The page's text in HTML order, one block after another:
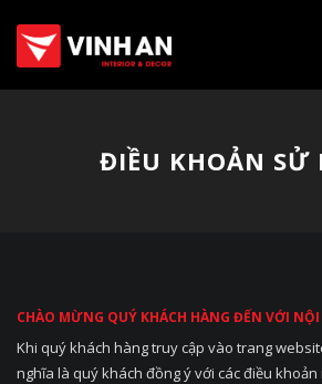
ĐIỀU KHOẢN SỬ
CHÀO MỪNG QUÝ KHÁCH HÀNG ĐẾN VỚI
Khi quý khách hàng truy cập vào trang
nghĩa là quý khách đồng ý với các điều khoản